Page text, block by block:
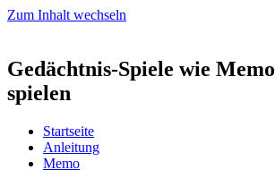
Zum Inhalt wechseln
Gedächtnis-Spiele wie
spielen
Startseite
Anleitung
Memo